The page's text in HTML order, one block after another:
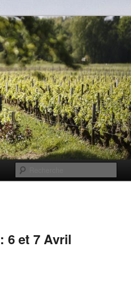
6 et 7 Avril